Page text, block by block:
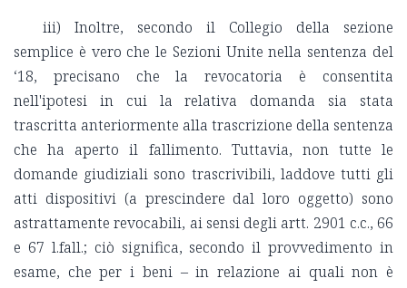
iii) Inoltre, secondo il Collegio della sezione
semplice è vero che le Sezioni Unite nella sentenza del
‘18, precisano che la revocatoria è consentita
nell'ipotesi in cui la relativa domanda sia stata
trascritta anteriormente alla trascrizione della sentenza
che ha aperto il fallimento. Tuttavia, non tutte le
domande giudiziali sono trascrivibili, laddove tutti gli
atti dispositivi (a prescindere dal loro oggetto) sono
astrattamente revocabili, ai sensi degli artt. 2901 c.c., 66
e 67 l.fall.; ciò significa, secondo il provvedimento in
esame, che per i beni – in relazione ai quali non è